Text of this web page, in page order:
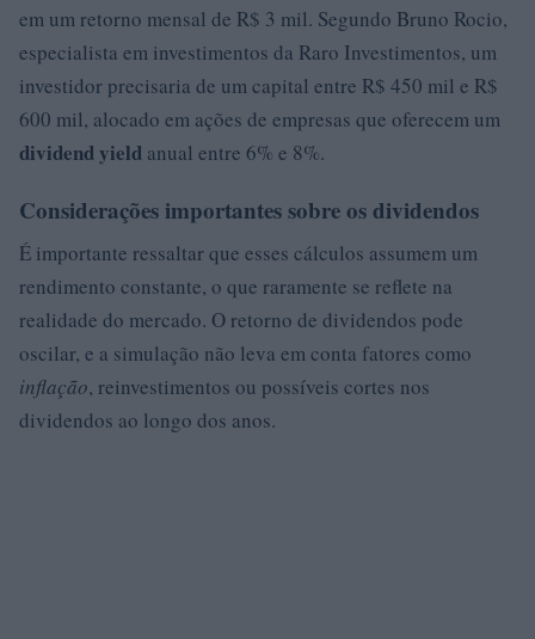
em um retorno mensal de R$ 3 mil. Segundo Bruno Rocio,
especialista em investimentos da Raro Investimentos, um
investidor precisaria de um capital entre R$ 450 mil e R$
600 mil, alocado em ações de empresas que oferecem um
dividend yield anual entre 6% e 8%.
Considerações importantes sobre os dividendos
É importante ressaltar que esses cálculos assumem um
rendimento constante, o que raramente se reflete na
realidade do mercado. O retorno de dividendos pode
oscilar, e a simulação não leva em conta fatores como
inflação, reinvestimentos ou possíveis cortes nos
dividendos ao longo dos anos.